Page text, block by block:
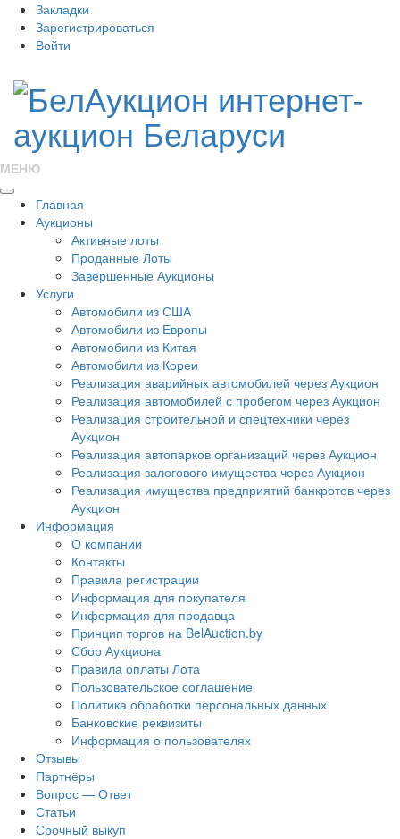
Закладки
Зарегистрироваться
Войти
МЕНЮ
Главная
Аукционы
Активные лоты
Проданные Лоты
Завершенные Аукционы
Услуги
Автомобили из США
Автомобили из Европы
Автомобили из Китая
Автомобили из Кореи
Реализация аварийных автомобилей через Аукцион
Реализация автомобилей с пробегом через Аукцион
Реализация строительной и спецтехники через
Аукцион
Реализация автопарков организаций через Аукцион
Реализация залогового имущества через Аукцион
Реализация имущества предприятий банкротов через
Аукцион
Информация
О компании
Контакты
Правила регистрации
Информация для покупателя
Информация для продавца
Принцип торгов на BelAuction.by
Сбор Аукциона
Правила оплаты Лота
Пользовательское соглашение
Политика обработки персональных данных
Банковские реквизиты
Информация о пользователях
Отзывы
Партнёры
Вопрос — Ответ
Статьи
Срочный выкуп